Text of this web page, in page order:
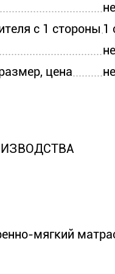
с 1 стороны 1
цена
мягкий